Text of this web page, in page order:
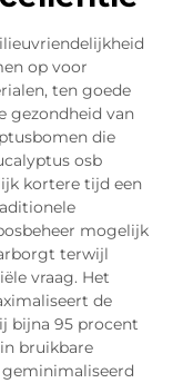
op voor
ten goede
gezondheid van
die
osb
kortere tijd een
mogelijk
terwijl
vraag. Het
de
bijna 95 procent
bruikbare